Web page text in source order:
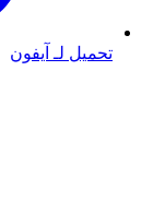
تحميل لـ آيفون